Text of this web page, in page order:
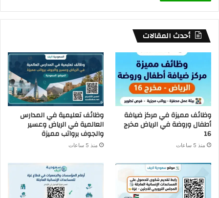
أحدث المقالات
وظائف مميزة في مركز ضيافة
أطفال وروضة في الرياض مخرج
16
منذ 5 ساعات
وظائف تعليمية في المدارس
العالمية في الرياض وعسير
والجوف برواتب مميزة
منذ 5 ساعات